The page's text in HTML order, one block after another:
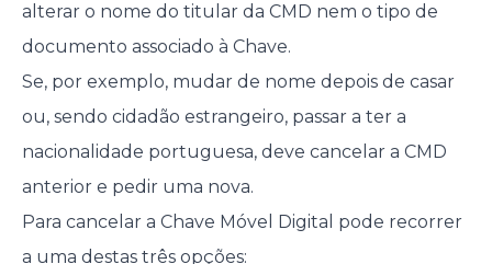
alterar o nome do titular da CMD nem o tipo de
documento associado à Chave.
Se, por exemplo, mudar de nome depois de casar
ou, sendo cidadão estrangeiro, passar a ter a
nacionalidade portuguesa, deve cancelar a CMD
anterior e pedir uma nova.
Para cancelar a Chave Móvel Digital pode recorrer
a uma destas três opções: